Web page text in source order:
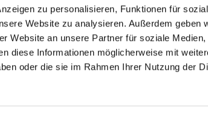
zu personalisieren, Funktionen für
Website zu analysieren. Außerdem geben
Website an unsere Partner für soziale Medien,
diese Informationen möglicherweise mit
oder die sie im Rahmen Ihrer Nutzung der
Adolph-Kolping-Platz 1
16761 Hennigsdorf
Datenschutzerklärung ChurchDesk-Login